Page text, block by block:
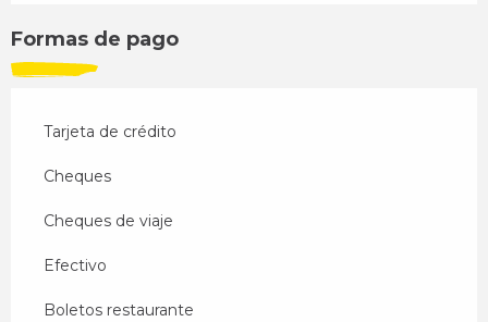
Formas de pago
Tarjeta de crédito
Cheques
Cheques de viaje
Efectivo
Boletos restaurante